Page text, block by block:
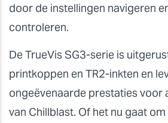
door de instellingen navigeren
controleren.
De TrueVis SG3-serie is
printkoppen en TR2-inkten en
ongeëvenaarde prestaties voor
van Chillblast. Of het nu gaat